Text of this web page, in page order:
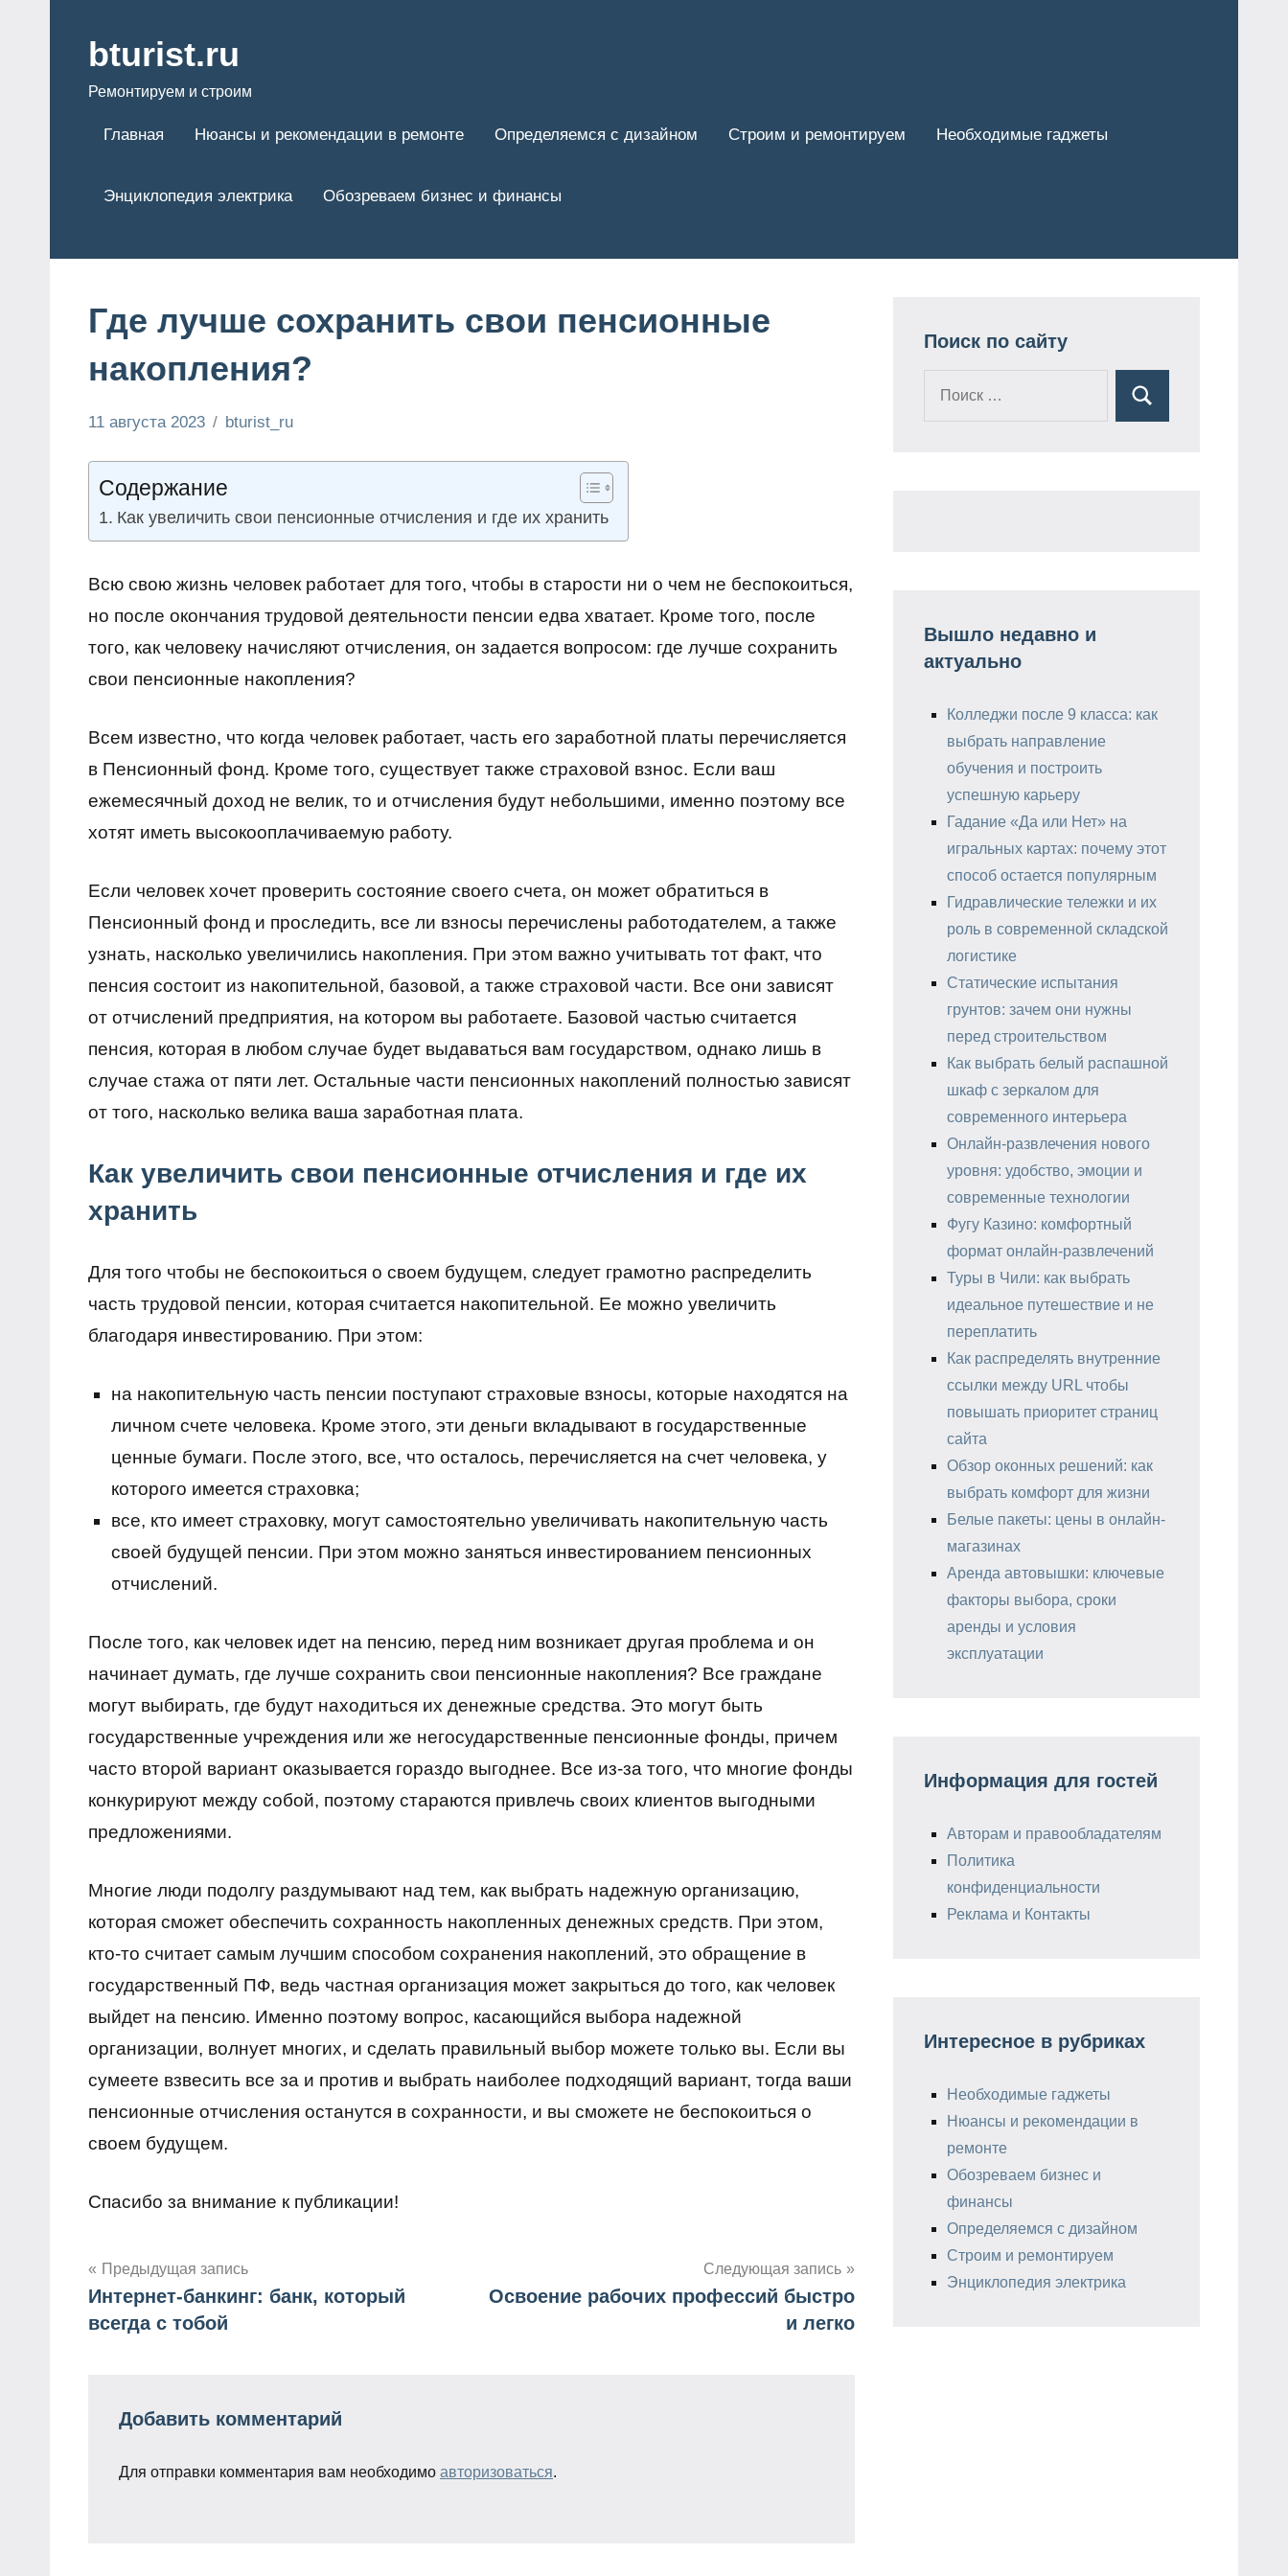
содержимому
bturist.ru
Ремонтируем и строим
Главная Нюансы и рекомендации в ремонте Определяемся с дизайном Строим и ремонтируем Необходимые гаджеты
Энциклопедия электрика Обозреваем бизнес и финансы
Где лучше сохранить свои пенсионные
накопления?
бизнес и
финансы
11 августа 2023 bturist_ru
комментариев
Содержание
Как увеличить свои пенсионные отчисления и где их хранить
Всю свою жизнь человек работает для того, чтобы в старости ни о чем не беспокоиться,
но после окончания трудовой деятельности пенсии едва хватает. Кроме того, после
того, как человеку начисляют отчисления, он задается вопросом: где лучше сохранить
свои пенсионные накопления?
Всем известно, что когда человек работает, часть его заработной платы перечисляется
в Пенсионный фонд. Кроме того, существует также страховой взнос. Если ваш
ежемесячный доход не велик, то и отчисления будут небольшими, именно поэтому все
хотят иметь высокооплачиваемую работу.
Если человек хочет проверить состояние своего счета, он может обратиться в
Пенсионный фонд и проследить, все ли взносы перечислены работодателем, а также
узнать, насколько увеличились накопления. При этом важно учитывать тот факт, что
пенсия состоит из накопительной, базовой, а также страховой части. Все они зависят
от отчислений предприятия, на котором вы работаете. Базовой частью считается
пенсия, которая в любом случае будет выдаваться вам государством, однако лишь в
случае стажа от пяти лет. Остальные части пенсионных накоплений полностью зависят
от того, насколько велика ваша заработная плата.
Как увеличить свои пенсионные отчисления и где их
хранить
Для того чтобы не беспокоиться о своем будущем, следует грамотно распределить
часть трудовой пенсии, которая считается накопительной. Ее можно увеличить
благодаря инвестированию. При этом:
на накопительную часть пенсии поступают страховые взносы, которые находятся на
личном счете человека. Кроме этого, эти деньги вкладывают в государственные
ценные бумаги. После этого, все, что осталось, перечисляется на счет человека, у
которого имеется страховка;
все, кто имеет страховку, могут самостоятельно увеличивать накопительную часть
своей будущей пенсии. При этом можно заняться инвестированием пенсионных
отчислений.
После того, как человек идет на пенсию, перед ним возникает другая проблема и он
начинает думать, где лучше сохранить свои пенсионные накопления? Все граждане
могут выбирать, где будут находиться их денежные средства. Это могут быть
государственные учреждения или же негосударственные пенсионные фонды, причем
часто второй вариант оказывается гораздо выгоднее. Все из-за того, что многие фонды
конкурируют между собой, поэтому стараются привлечь своих клиентов выгодными
предложениями.
Многие люди подолгу раздумывают над тем, как выбрать надежную организацию,
которая сможет обеспечить сохранность накопленных денежных средств. При этом,
кто-то считает самым лучшим способом сохранения накоплений, это обращение в
государственный ПФ, ведь частная организация может закрыться до того, как человек
выйдет на пенсию. Именно поэтому вопрос, касающийся выбора надежной
организации, волнует многих, и сделать правильный выбор можете только вы. Если вы
сумеете взвесить все за и против и выбрать наиболее подходящий вариант, тогда ваши
пенсионные отчисления останутся в сохранности, и вы сможете не беспокоиться о
своем будущем.
Спасибо за внимание к публикации!
Навигация
по
Предыдущая запись
Интернет-банкинг: банк, который
всегда с тобой
Следующая запись
Освоение рабочих профессий быстро
и легко
Добавить комментарий
Для отправки комментария вам необходимо авторизоваться.
Поиск по сайту
Поиск
Вышло недавно и
актуально
Колледжи после 9 класса: как
выбрать направление
обучения и построить
успешную карьеру
Гадание «Да или Нет» на
игральных картах: почему этот
способ остается популярным
Гидравлические тележки и их
роль в современной складской
логистике
Статические испытания
грунтов: зачем они нужны
перед строительством
Как выбрать белый распашной
шкаф с зеркалом для
современного интерьера
Онлайн-развлечения нового
уровня: удобство, эмоции и
современные технологии
Фугу Казино: комфортный
формат онлайн-развлечений
Туры в Чили: как выбрать
идеальное путешествие и не
переплатить
Как распределять внутренние
ссылки между URL чтобы
повышать приоритет страниц
сайта
Обзор оконных решений: как
выбрать комфорт для жизни
Белые пакеты: цены в онлайн-
магазинах
Аренда автовышки: ключевые
факторы выбора, сроки
аренды и условия
эксплуатации
Информация для гостей
Авторам и правообладателям
Политика
конфиденциальности
Реклама и Контакты
Интересное в рубриках
Необходимые гаджеты
Нюансы и рекомендации в
ремонте
Обозреваем бизнес и
финансы
Определяемся с дизайном
Строим и ремонтируем
Энциклопедия электрика